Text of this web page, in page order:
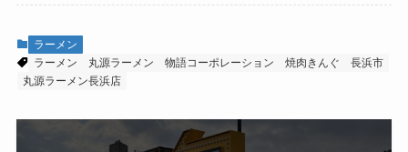
ラーメン
ラーメン
丸源ラーメン 物語コーポレーション 焼肉きんぐ
長浜市
丸源ラーメン長浜店